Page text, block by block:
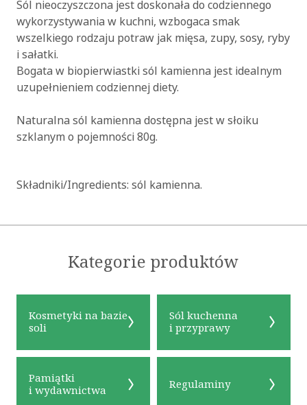
Sól nieoczyszczona jest doskonała do codziennego
wykorzystywania w kuchni, wzbogaca smak
wszelkiego rodzaju potraw jak mięsa, zupy, sosy, ryby
i sałatki.
Bogata w biopierwiastki sól kamienna jest idealnym
uzupełnieniem codziennej diety.
Naturalna sól kamienna dostępna jest w słoiku
szklanym o pojemności 80g.
Składniki/Ingredients: sól kamienna.
Kategorie produktów
Kosmetyki na bazie
soli
Sól kuchenna
i przyprawy
Pamiątki
i wydawnictwa Regulaminy